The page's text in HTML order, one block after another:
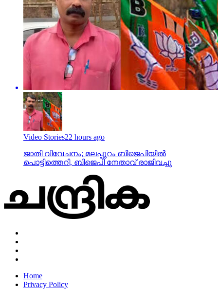
Video Stories22 hours ago
ജാതി വിവേചനം; മലപ്പുറം ബിജെപിയില്‍
പൊട്ടിത്തെറി, ബിജെപി നേതാവ് രാജിവച്ചു
Home
Privacy Policy